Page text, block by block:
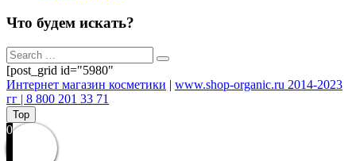
Что будем искать?
[post_grid id="5980"
Интернет магазин косметики | www.shop-organic.ru 2014-2023
гг | 8 800 201 33 71
Top
0